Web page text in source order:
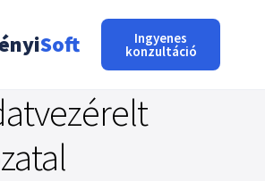
Soft Ingyenes
konzultáció